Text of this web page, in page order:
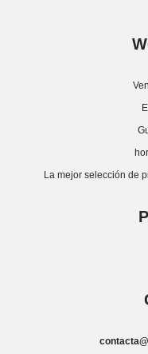
La mejor selección de